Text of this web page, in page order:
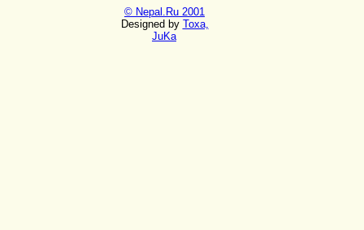
© Nepal.Ru 2001
Designed by Toxa,
JuKa